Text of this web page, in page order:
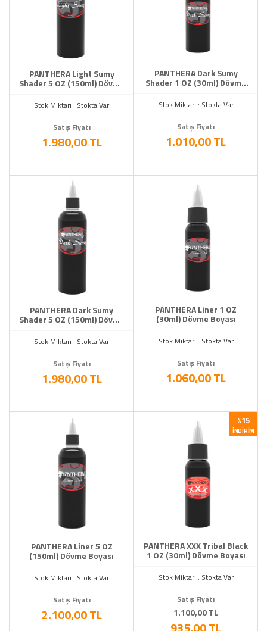
PANTHERA Light Sumy
Shader 5 OZ (150ml) Dövme
Stok Miktarı : Stokta Var
Satış Fiyatı
1.980,00 TL
PANTHERA Dark Sumy
Shader 1 OZ (30ml) Dövme
Stok Miktarı : Stokta Var
Satış Fiyatı
1.010,00 TL
PANTHERA Dark Sumy
Shader 5 OZ (150ml) Dövme
Stok Miktarı : Stokta Var
Satış Fiyatı
1.980,00 TL
PANTHERA Liner 1 OZ
(30ml) Dövme Boyası
Stok Miktarı : Stokta Var
Satış Fiyatı
1.060,00 TL
PANTHERA Liner 5 OZ
(150ml) Dövme Boyası
Stok Miktarı : Stokta Var
Satış Fiyatı
2.100,00 TL
%15
İNDIRIM
PANTHERA XXX Tribal Black
1 OZ (30ml) Dövme Boyası
Stok Miktarı : Stokta Var
Satış Fiyatı
1.100,00 TL